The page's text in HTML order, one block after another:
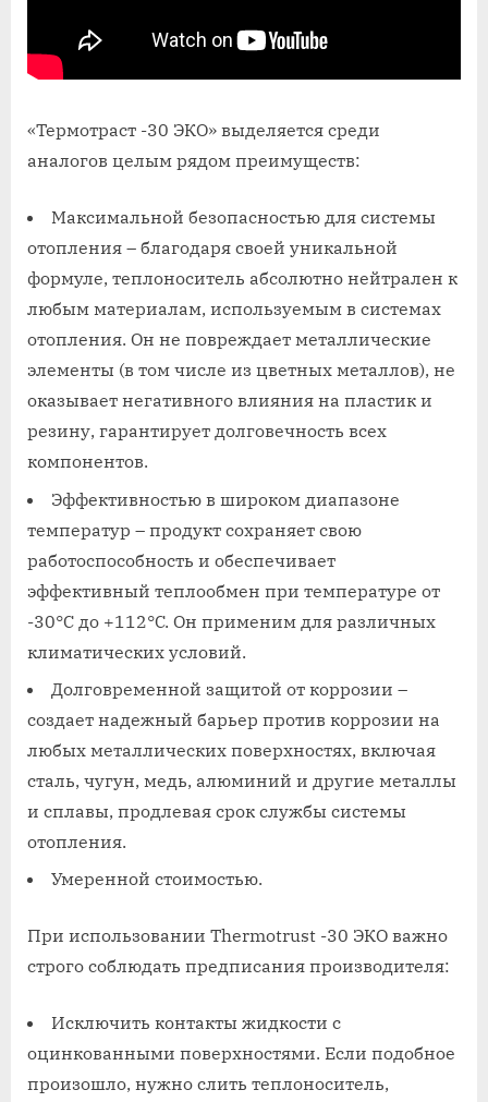
«Термотраст -30 ЭКО» выделяется среди
аналогов целым рядом преимуществ:
Максимальной безопасностью для системы
отопления – благодаря своей уникальной
формуле, теплоноситель абсолютно нейтрален к
любым материалам, используемым в системах
отопления. Он не повреждает металлические
элементы (в том числе из цветных металлов), не
оказывает негативного влияния на пластик и
резину, гарантирует долговечность всех
компонентов.
Эффективностью в широком диапазоне
температур – продукт сохраняет свою
работоспособность и обеспечивает
эффективный теплообмен при температуре от
-30°C до +112°C. Он применим для различных
климатических условий.
Долговременной защитой от коррозии –
создает надежный барьер против коррозии на
любых металлических поверхностях, включая
сталь, чугун, медь, алюминий и другие металлы
и сплавы, продлевая срок службы системы
отопления.
Умеренной стоимостью.
При использовании Thermotrust -30 ЭКО важно
строго соблюдать предписания производителя:
Исключить контакты жидкости с
оцинкованными поверхностями. Если подобное
произошло, нужно слить теплоноситель,